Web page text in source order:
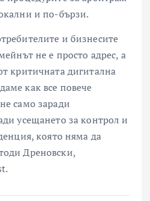
и по-бързи.
и бизнесите
не е просто адрес, а
критичната дигитална
как все повече
само заради
усещането за контрол и
която няма да
Дреновски,